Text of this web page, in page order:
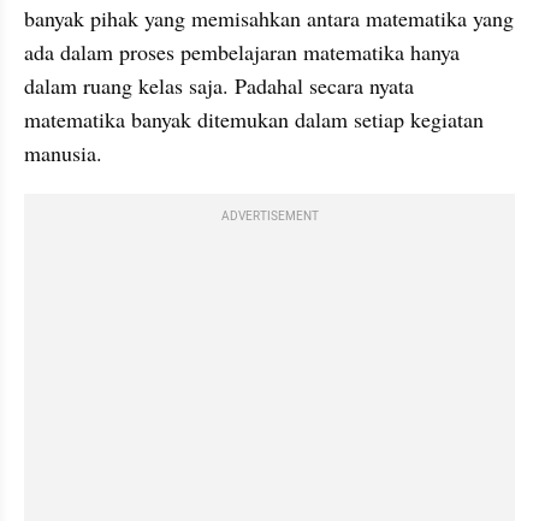
banyak pihak yang memisahkan antara matematika yang
ada dalam proses pembelajaran matematika hanya
dalam ruang kelas saja. Padahal secara nyata
matematika banyak ditemukan dalam setiap kegiatan
manusia.
ADVERTISEMENT